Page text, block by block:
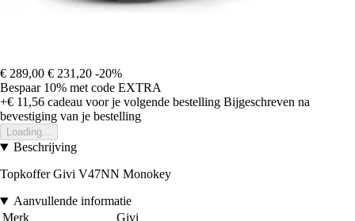
€ 289,00 € 231,20 -20%
Bespaar 10% met code EXTRA
+€ 11,56 cadeau voor je volgende bestelling Bijgeschreven na
bevestiging van je bestelling
Loading...
Beschrijving
Topkoffer Givi V47NN Monokey
Aanvullende informatie
Merk
Givi